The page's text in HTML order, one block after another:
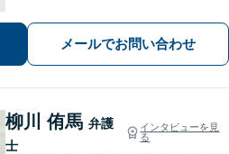
ションを取りながらお話を進めてまい
ります【法テラス利用可】【藤枝市役
メールでお問い合わせ
柳川 侑馬 弁護
士
インタビューを見
る